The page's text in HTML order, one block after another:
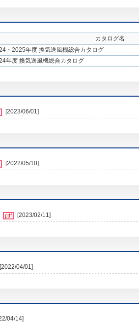
カタログ名
・2025年度 換気送風機総合カタログ
年度 換気送風機総合カタログ
[2023/06/01]
[2022/05/10]
[2023/02/11]
[2022/04/01]
04/14]